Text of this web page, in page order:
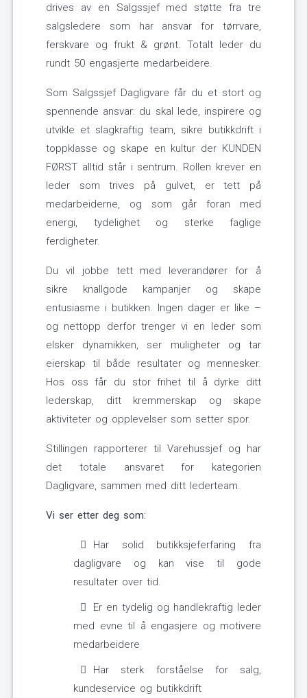
drives av en Salgssjef med støtte fra tre
salgsledere som har ansvar for tørrvare,
ferskvare og frukt & grønt. Totalt leder du
rundt 50 engasjerte medarbeidere.
Som Salgssjef Dagligvare får du et stort og
spennende ansvar: du skal lede, inspirere og
utvikle et slagkraftig team, sikre butikkdrift i
toppklasse og skape en kultur der KUNDEN
FØRST alltid står i sentrum. Rollen krever en
leder som trives på gulvet, er tett på
medarbeiderne, og som går foran med
energi, tydelighet og sterke faglige
ferdigheter.
Du vil jobbe tett med leverandører for å
sikre knallgode kampanjer og skape
entusiasme i butikken. Ingen dager er like –
og nettopp derfor trenger vi en leder som
elsker dynamikken, ser muligheter og tar
eierskap til både resultater og mennesker.
Hos oss får du stor frihet til å dyrke ditt
lederskap, ditt kremmerskap og skape
aktiviteter og opplevelser som setter spor.
Stillingen rapporterer til Varehussjef og har
det totale ansvaret for kategorien
Dagligvare, sammen med ditt lederteam.
Vi ser etter deg som:
Har solid butikksjeferfaring fra
dagligvare og kan vise til gode
resultater over tid.
Er en tydelig og handlekraftig leder
med evne til å engasjere og motivere
medarbeidere
Har sterk forståelse for salg,
kundeservice og butikkdrift